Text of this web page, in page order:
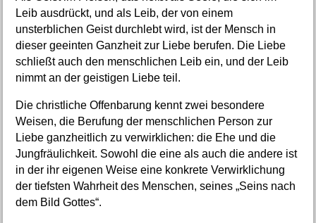
Leib ausdrückt, und als Leib, der von einem
unsterblichen Geist durchlebt wird, ist der Mensch in
dieser geeinten Ganzheit zur Liebe berufen. Die Liebe
schließt auch den menschlichen Leib ein, und der Leib
nimmt an der geistigen Liebe teil.
Die christliche Offenbarung kennt zwei besondere
Weisen, die Berufung der menschlichen Person zur
Liebe ganzheitlich zu verwirklichen: die Ehe und die
Jungfräulichkeit. Sowohl die eine als auch die andere ist
in der ihr eigenen Weise eine konkrete Verwirklichung
der tiefsten Wahrheit des Menschen, seines „Seins nach
dem Bild Gottes“.